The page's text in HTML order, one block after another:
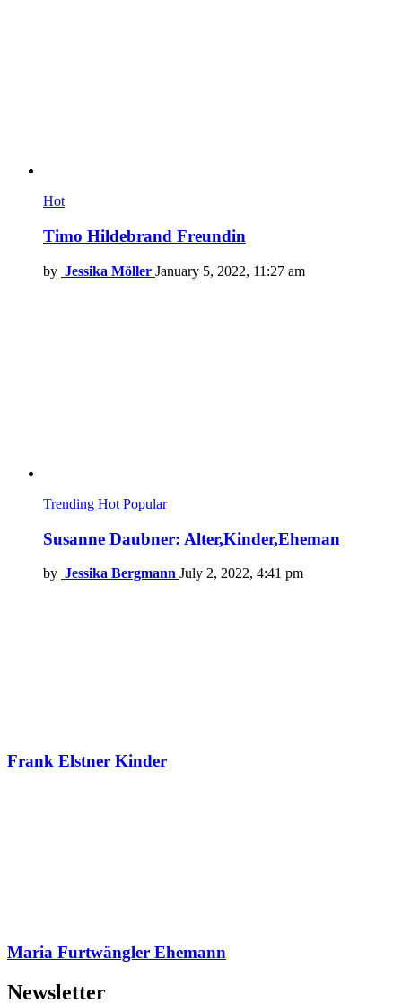
Hot
Timo Hildebrand Freundin
by Jessika Möller January 5, 2022, 11:27 am
Trending Hot Popular
Susanne Daubner: Alter,Kinder,Eheman
by Jessika Bergmann July 2, 2022, 4:41 pm
Frank Elstner Kinder
Maria Furtwängler Ehemann
Newsletter